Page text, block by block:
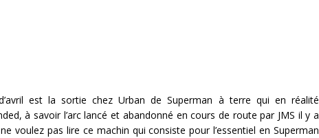
est la sortie chez Urban de Superman à terre qui en réalité
à savoir l’arc lancé et abandonné en cours de route par JMS il y a
voulez pas lire ce machin qui consiste pour l’essentiel en Superman